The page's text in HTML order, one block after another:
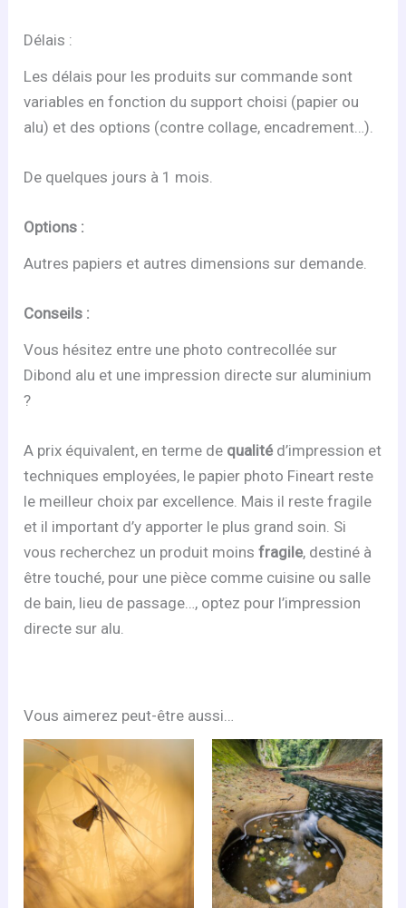
Délais :
Les délais pour les produits sur commande sont
variables en fonction du support choisi (papier ou
alu) et des options (contre collage, encadrement…).
De quelques jours à 1 mois.
Options :
Autres papiers et autres dimensions sur demande.
Conseils :
Vous hésitez entre une photo contrecollée sur
Dibond alu et une impression directe sur aluminium
?
A prix équivalent, en terme de qualitéd’impression et
techniques employées, le papier photo Fineart reste
le meilleur choix par excellence. Mais il reste fragile
et il important d’y apporter le plus grand soin. Si
vous recherchez un produit moinsfragile, destiné à
être touché, pour une pièce comme cuisine ou salle
de bain, lieu de passage…, optez pour l’impression
directe sur alu.
Vous aimerez peut-être aussi…